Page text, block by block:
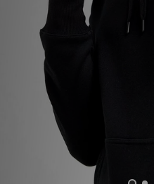
Vind een winkel
Bestelling traceren
Mijn JD
Klantenservice
Download de app